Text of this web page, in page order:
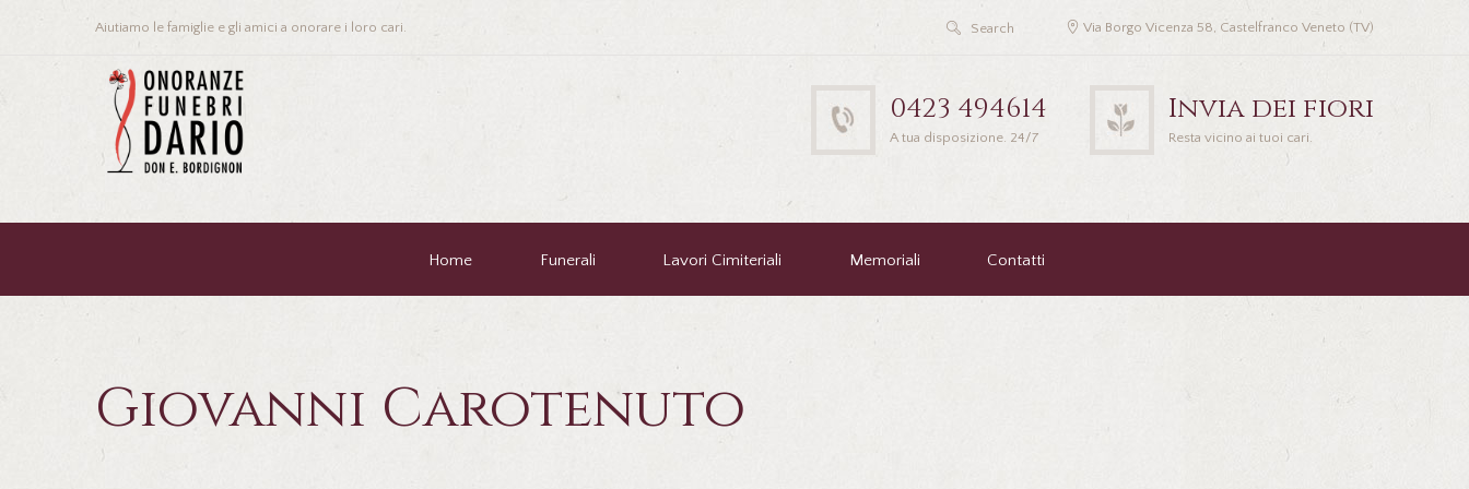
Aiutiamo le famiglie e gli amici a onorare i loro cari. Via Borgo Vicenza 58, Castelfranco Veneto (TV)
0423 494614
A tua disposizione. 24/7
Invia dei fiori
Resta vicino ai tuoi cari.
Home Funerali Lavori Cimiteriali Memoriali Contatti
Giovanni Carotenuto